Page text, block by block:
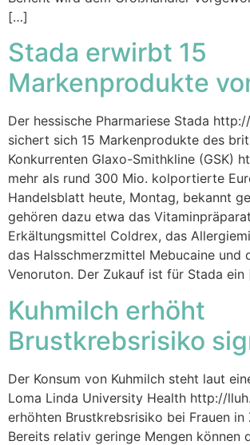
[…]
Stada erwirbt 15
Markenprodukte
Der hessische Pharmariese Stada
sichert sich 15 Markenprodukte des
Konkurrenten Glaxo-Smithkline (GSK)
mehr als rund 300 Mio. kolportierte
Handelsblatt heute, Montag, bekannt
gehören dazu etwa das
Erkältungsmittel Coldrex, das
das Halsschmerzmittel Mebucaine und
Venoruton. Der Zukauf ist für Stada
Kuhmilch erhöht
Brustkrebsrisiko
Der Konsum von Kuhmilch steht laut
Loma Linda University Health http://
erhöhten Brustkrebsrisiko bei Frauen in
Bereits relativ geringe Mengen können